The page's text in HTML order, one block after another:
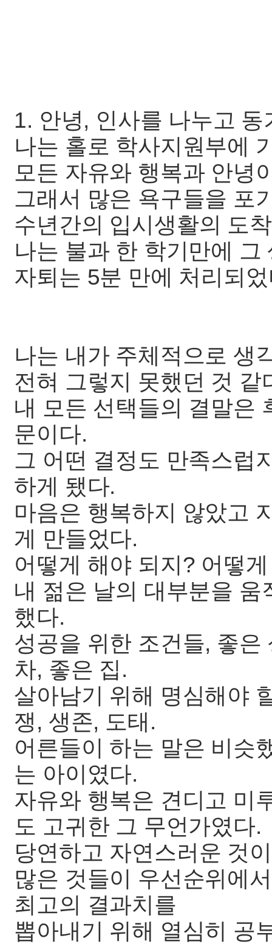
1. 안녕, 인사를 나누고
나는 홀로 학사지원부에
모든 자유와 행복과 안녕
그래서 많은 욕구들을 포
수년간의 입시생활의 도
나는 불과 한 학기만에
자퇴는 5분 만에 처리되
나는 내가 주체적으로 생
전혀 그렇지 못했던 것
내 모든 선택들의 결말은
문이다.
그 어떤 결정도 만족스럽
하게 됐다.
마음은 행복하지 않았고
게 만들었다.
어떻게 해야 되지? 어떻
내 젊은 날의 대부분을
했다.
성공을 위한 조건들, 좋
차, 좋은 집.
살아남기 위해 명심해야
쟁, 생존, 도태.
어른들이 하는 말은 비슷
는 아이였다.
자유와 행복은 견디고 미
도 고귀한 그 무언가였다.
당연하고 자연스러운 것
많은 것들이 우선순위에
최고의 결과치를
뽑아내기 위해 열심히 공